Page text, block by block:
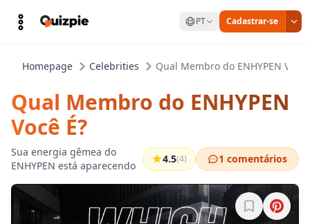
PT Cadastrar-se
Homepage Celebrities Qual Membro do ENHYPEN Você
Qual Membro do ENHYPEN
Você É?
Sua energia gêmea do
ENHYPEN está aparecendo
4.5(4) 1 comentários
Entre para